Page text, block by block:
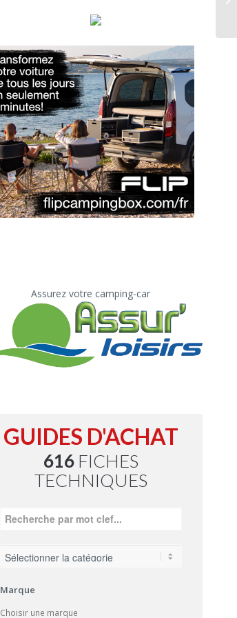
Assurez votre camping-car
GUIDES D'ACHAT
616FICHES
TECHNIQUES
Marque
Choisir une marque